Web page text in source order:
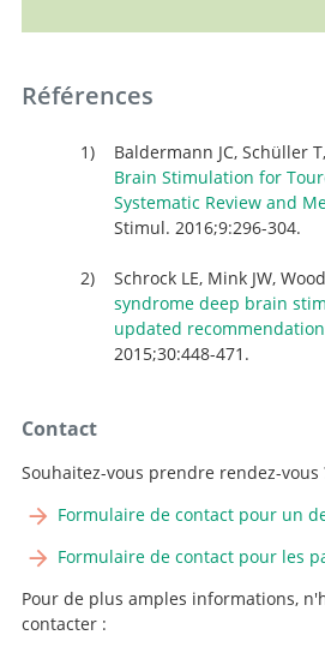
Références
Baldermann JC, Schüller
Brain Stimulation for
Systematic Review and
Stimul. 2016;9:296-304.
Schrock LE, Mink JW,
syndrome deep brain
updated
2015;30:448-471.
Contact
Souhaitez-vous prendre rendez-vous
Formulaire de contact pour un
Formulaire de contact pour les
Pour de plus amples informations,
contacter :